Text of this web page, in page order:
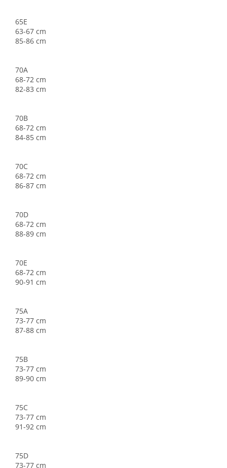
65E
63-67 cm
85-86 cm
70A
68-72 cm
82-83 cm
70B
68-72 cm
84-85 cm
70C
68-72 cm
86-87 cm
70D
68-72 cm
88-89 cm
70E
68-72 cm
90-91 cm
75A
73-77 cm
87-88 cm
75B
73-77 cm
89-90 cm
75C
73-77 cm
91-92 cm
75D
73-77 cm